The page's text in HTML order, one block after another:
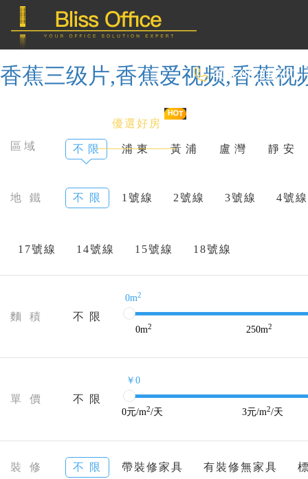
香蕉三级片,香蕉爱视频,香蕉视
400-8090-660
優選好房
區域 不 限 浦 東 黃 浦 盧 灣 靜 安
地 鐵 不 限 1號線 2號線 3號線 4號線
17號線 14號線 15號線 18號線
麵 積 不 限
0m2
0m2 250m2
單 價 不 限
￥0
0元/m2/天 3元/m2/天
裝 修 不 限 帶裝修家具 有裝修無家具